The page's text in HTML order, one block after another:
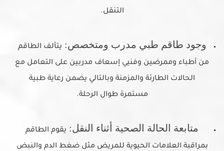
التنقل.
وجود طاقم طبي مدرب ومتخصص: يتألف الطاقم
من أطباء وممرضين وفنيي إسعاف مدربين على التعامل مع
الحالات الطارئة والمزمنة وبالتالي يضمن رعاية طبية
مستمرة طوال الرحلة.
متابعة الحالة الصحية أثناء النقل: يقوم الطاقم
بمراقبة العلامات الحيوية للمريض مثل ضغط الدم والنبض